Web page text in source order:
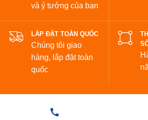
và ý tưởng của bạn
LẮP ĐẶT TOÀN QUỐC
Chúng tôi giao
hàng, lắp đặt toàn
quốc